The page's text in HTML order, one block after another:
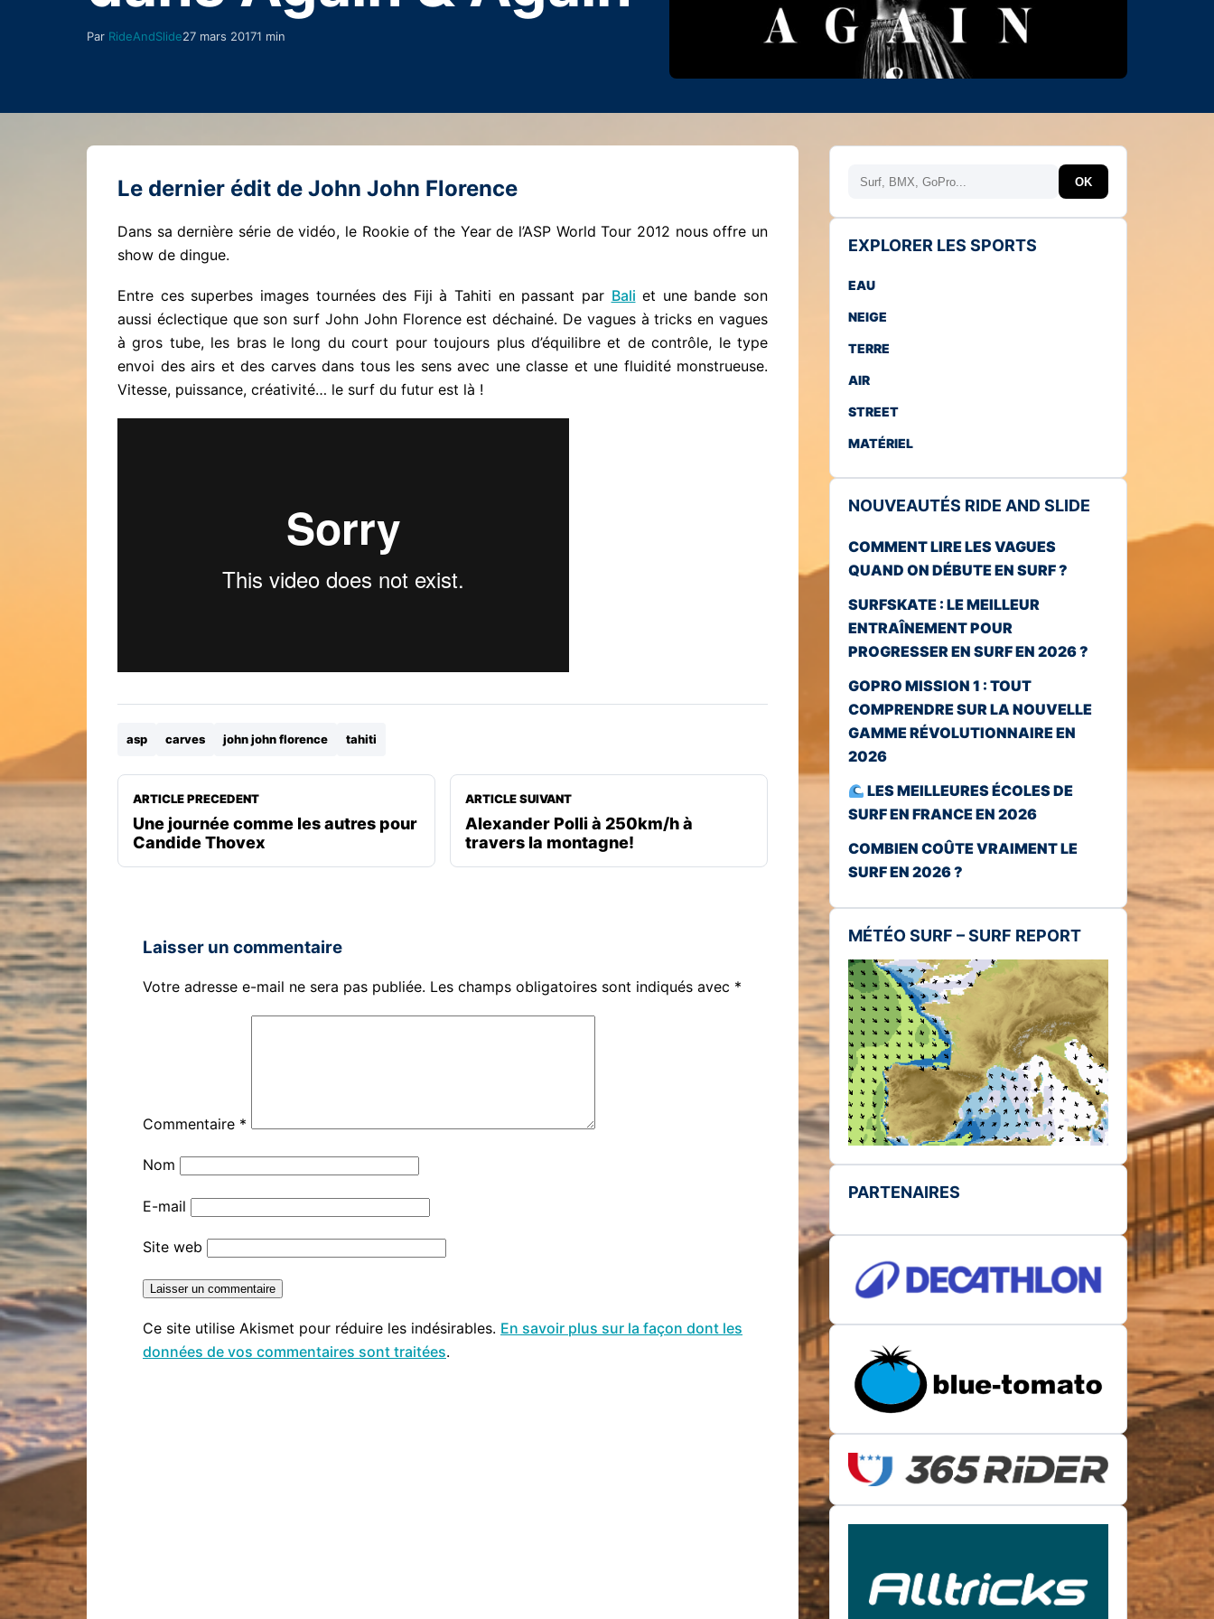
Par RideAndSlide27 mars 20171 min
Le dernier édit de John John Florence
Dans sa dernière série de vidéo, le Rookie of the Year de l’ASP World Tour 2012 nous offre un
show de dingue.
Entre ces superbes images tournées des Fiji à Tahiti en passant par Bali et une bande son
aussi éclectique que son surf John John Florence est déchainé. De vagues à tricks en vagues
à gros tube, les bras le long du court pour toujours plus d’équilibre et de contrôle, le type
envoi des airs et des carves dans tous les sens avec une classe et une fluidité monstrueuse.
Vitesse, puissance, créativité… le surf du futur est là !
asp carves john john florence tahiti
ARTICLE PRECEDENT
Une journée comme les autres pour
Candide Thovex
ARTICLE SUIVANT
Alexander Polli à 250km/h à
travers la montagne!
Laisser un commentaire
Votre adresse e-mail ne sera pas publiée. Les champs obligatoires sont indiqués avec *
Commentaire *
Nom
E-mail
Site web
Ce site utilise Akismet pour réduire les indésirables. En savoir plus sur la façon dont les
données de vos commentaires sont traitées.
Rechercher OK
EXPLORER LES SPORTS
EAU
NEIGE
TERRE
AIR
STREET
MATÉRIEL
NOUVEAUTÉS RIDE AND SLIDE
COMMENT LIRE LES VAGUES
QUAND ON DÉBUTE EN SURF ?
SURFSKATE : LE MEILLEUR
ENTRAÎNEMENT POUR
PROGRESSER EN SURF EN 2026 ?
GOPRO MISSION 1 : TOUT
COMPRENDRE SUR LA NOUVELLE
GAMME RÉVOLUTIONNAIRE EN
2026
LES MEILLEURES ÉCOLES DE
SURF EN FRANCE EN 2026
COMBIEN COÛTE VRAIMENT LE
SURF EN 2026 ?
MÉTÉO SURF – SURF REPORT
PARTENAIRES